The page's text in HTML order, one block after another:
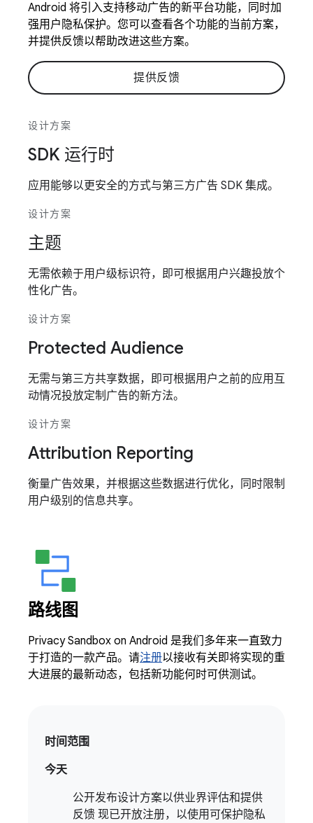
Android 将引入支持移动广告的新平台功能，同时加
强用户隐私保护。您可以查看各个功能的当前方案，
并提供反馈以帮助改进这些方案。
提供反馈
设计方案
SDK 运行时
应用能够以更安全的方式与第三方广告 SDK 集成。
设计方案
主题
无需依赖于用户级标识符，即可根据用户兴趣投放个
性化广告。
设计方案
Protected Audience
无需与第三方共享数据，即可根据用户之前的应用互
动情况投放定制广告的新方法。
设计方案
Attribution Reporting
衡量广告效果，并根据这些数据进行优化，同时限制
用户级别的信息共享。
路线图
Privacy Sandbox on Android 是我们多年来一直致力
于打造的一款产品。请注册以接收有关即将实现的重
大进展的最新动态，包括新功能何时可供测试。
时间范围
今天
公开发布设计方案以供业界评估和提供
反馈 现已开放注册，以使用可保护隐私